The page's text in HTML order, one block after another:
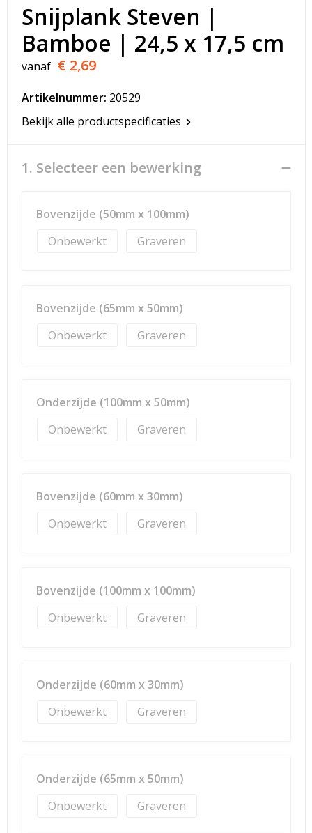
T-Shirts
Veiligheidsvesten en Veiligheidshesjes
Vesten
Snijplank Steven |
Bamboe | 24,5 x 17,5 cm
vanaf € 2,69
Artikelnummer: 20529
Bekijk alle productspecificaties
1. Selecteer een bewerking
Bovenzijde (50mm x 100mm)
Onbewerkt
Graveren
Bovenzijde (65mm x 50mm)
Onbewerkt
Graveren
Onderzijde (100mm x 50mm)
Onbewerkt
Graveren
Bovenzijde (60mm x 30mm)
Onbewerkt
Graveren
Bovenzijde (100mm x 100mm)
Onbewerkt
Graveren
Onderzijde (60mm x 30mm)
Onbewerkt
Graveren
Onderzijde (65mm x 50mm)
Onbewerkt
Graveren